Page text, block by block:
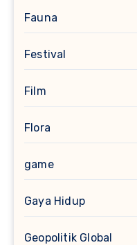
Fauna
Festival
Film
Flora
game
Gaya Hidup
Geopolitik Global